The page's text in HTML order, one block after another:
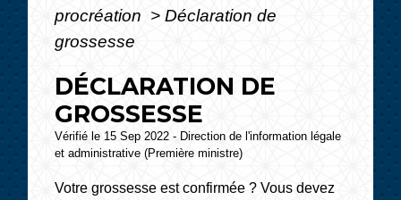
procréation > Déclaration de
grossesse
DÉCLARATION DE
GROSSESSE
Vérifié le 15 Sep 2022 - Direction de l'information légale
et administrative (Première ministre)
Votre grossesse est confirmée ? Vous devez